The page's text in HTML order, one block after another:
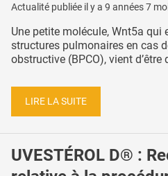
Actualité publiée il y a 9 années 7
Une petite molécule, Wnt5a qui
structures pulmonaires en cas
obstructive (BPCO), vient d’être
LIRE LA SUITE
UVESTÉROL D® :